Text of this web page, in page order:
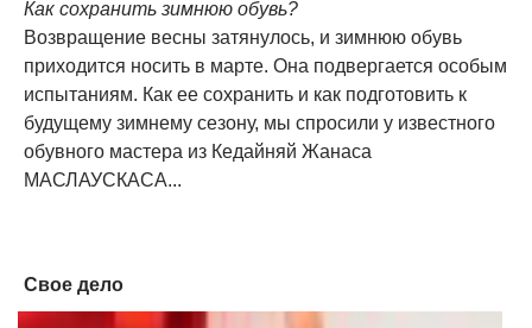
Как сохранить зимнюю обувь?
Возвращение весны затянулось, и зимнюю обувь
приходится носить в марте. Она подвергается особым
испытаниям. Как ее сохранить и как подготовить к
будущему зимнему сезону, мы спросили у известного
обувного мастера из Кедайняй Жанаса
МАСЛАУСКАСА...
Свое дело